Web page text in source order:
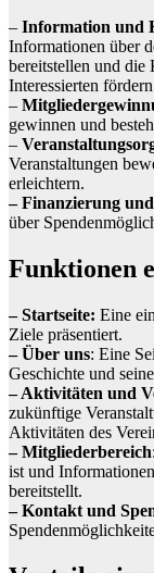
– Information und
Informationen über
bereitstellen und
Interessierten
–
gewinnen und
–
Veranstaltungen
erleichtern.
– Finanzierung
über
Funktionen
– Startseite: Eine
Ziele präsentiert.
– Über uns: Eine
Geschichte und
– Aktivitäten und
zukünftige
Aktivitäten des
– Mitgliederbereich
ist und
bereitstellt.
– Kontakt und